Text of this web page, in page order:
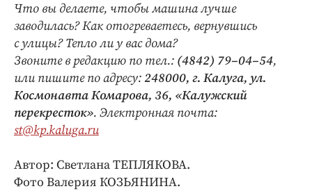
Что вы делаете, чтобы машина лучше
заводилась? Как отогреваетесь, вернувшись
с улицы? Тепло ли у вас дома?
Звоните в редакцию по тел.: (4842) 79–04–54,
или пишите по адресу:248000, г. Калуга, ул.
Космонавта Комарова, 36, «Калужский
перекресток». Электронная почта:
st@kp.kaluga.ru
Автор: Светлана ТЕПЛЯКОВА.
Фото Валерия КОЗЬЯНИНА.